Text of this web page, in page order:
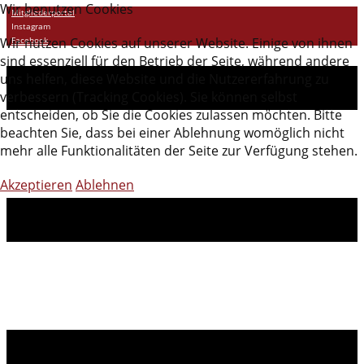
Mitgliederportal
Instagram
Facebook
Wir benutzen Cookies
Wir nutzen Cookies auf unserer Website. Einige von ihnen
sind essenziell für den Betrieb der Seite, während andere
uns helfen, diese Website und die Nutzererfahrung zu
verbessern (Tracking Cookies). Sie können selbst
entscheiden, ob Sie die Cookies zulassen möchten. Bitte
beachten Sie, dass bei einer Ablehnung womöglich nicht
mehr alle Funktionalitäten der Seite zur Verfügung stehen.
Akzeptieren Ablehnen